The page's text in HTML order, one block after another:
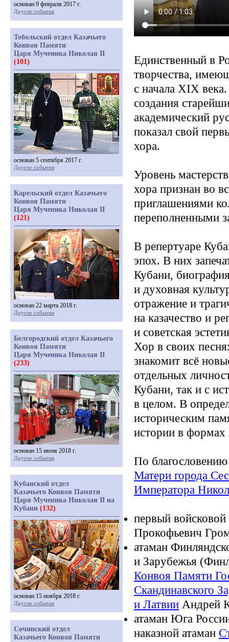
Единственный в
творчества,
с начала XIX
создания
академический
показал свой
хора.
Уровень
хора признан во
приглашениями
переполненными
В репертуаре
эпох. В них
Кубани, биография
и духовная
отражение и
на казачество и
и советская
Хор в своих
знакомит всё
отдельных
Кубани, так и с
в целом. В
историческим
истории в формах
По
Матери города
Императора
первый войсковой
Прокофьевич
атаман
и Зарубежья
Конвоя Памяти
Скандинавского
и Латвии Андрей
атаман Юга
наказной атаман
основан 9 февраля 2017 г.
Другие события
Тобольский отдел Казачьего
Конвоя Памяти
Царя Мученика Николая II
(101)
основан 5 сентября 2017 г.
Другие события
Карельский отдел Казачьего
Конвоя Памяти
Царя Мученика Николая II
(121)
основан 22 марта 2018 г.
Другие события
Белгородский отдел Казачьего
Конвоя Памяти
Царя Мученика Николая II
(233)
основан 15 июня 2018 г.
Другие события
Кубанский отдел
Казачьего Конвоя Памяти
Царя Мученика Николая II на
Кубани (132)
основан 15 ноября 2018 г.
Другие события
Сочинский отдел
Казачьего Конвоя Памяти